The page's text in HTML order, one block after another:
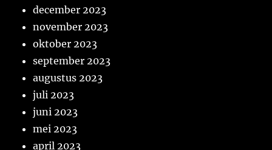
december 2023
november 2023
oktober 2023
september 2023
augustus 2023
juli 2023
juni 2023
mei 2023
april 2023